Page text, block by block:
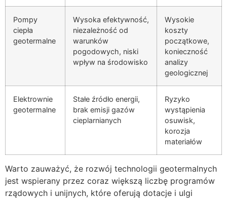
Pompy
ciepła
geotermalne
Wysoka efektywność,
niezależność od
warunków
pogodowych, niski
wpływ na środowisko
Wysokie
koszty
początkowe,
konieczność
analizy
geologicznej
Elektrownie
geotermalne
Stałe źródło energii,
brak emisji gazów
cieplarnianych
Ryzyko
wystąpienia
osuwisk,
korozja
materiałów
Warto zauważyć, że rozwój technologii geotermalnych
jest wspierany przez coraz większą liczbę programów
rządowych i unijnych, które oferują dotacje i ulgi